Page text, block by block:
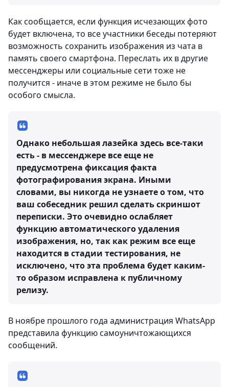
Как сообщается, если функция исчезающих фото
будет включена, то все участники беседы потеряют
возможность сохранить изображения из чата в
память своего смартфона. Переслать их в другие
мессенджеры или социальные сети тоже не
получится - иначе в этом режиме не было бы
особого смысла.
Однако небольшая лазейка здесь все-таки
есть - в мессенджере все еще не
предусмотрена фиксация факта
фотографирования экрана. Иными
словами, вы никогда не узнаете о том, что
ваш собеседник решил сделать скриншот
переписки. Это очевидно ослабляет
функцию автоматического удаления
изображения, но, так как режим все еще
находится в стадии тестирования, не
исключено, что эта проблема будет каким-
то образом исправлена к публичному
релизу.
В ноябре прошлого года администрация WhatsApp
представила функцию самоуничтожающихся
сообщений.